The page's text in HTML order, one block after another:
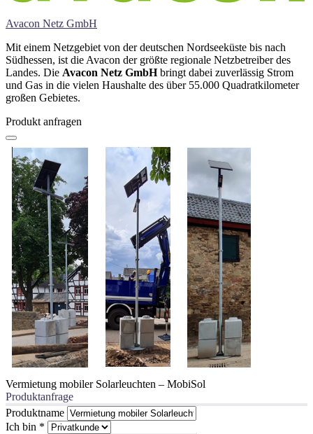
Avacon Netz GmbH
Mit einem Netzgebiet von der deutschen Nordseeküste bis nach
Südhessen, ist die Avacon der größte regionale Netzbetreiber des
Landes. Die Avacon Netz GmbHbringt dabei zuverlässig Strom
und Gas in die vielen Haushalte des über 55.000 Quadratkilometer
großen Gebietes.
Produkt anfragen
Vermietung mobiler Solarleuchten – MobiSol
Produktanfrage
Produktname
Ich bin *